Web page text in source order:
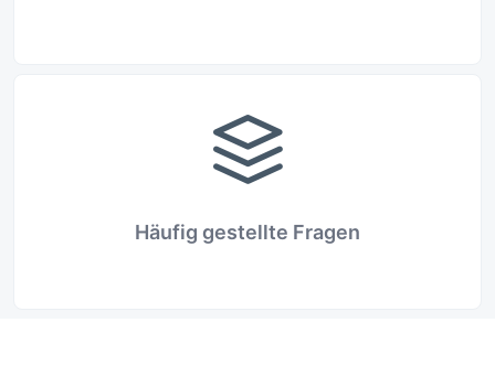
Häufig gestellte Fragen